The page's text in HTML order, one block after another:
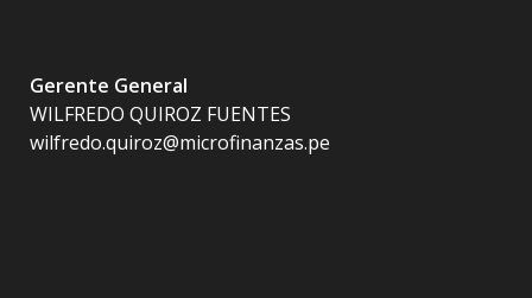
Gerente General
WILFREDO QUIROZ FUENTES
wilfredo.quiroz@microfinanzas.pe